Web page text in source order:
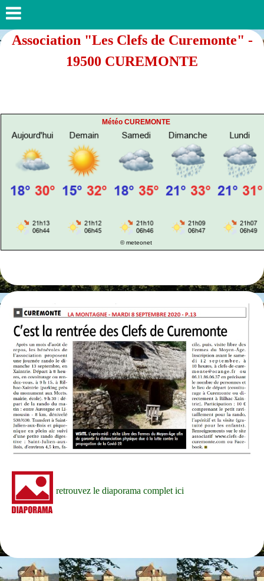
Association "Les Clefs de Curemonte" -
19500 CUREMONTE
Météo CUREMONTE
© meteonet
retrouvez le diaporama complet ici